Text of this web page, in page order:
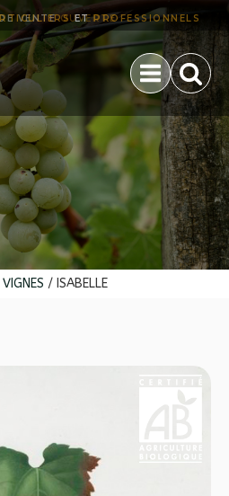
ETPROFESSIONNELS
OUVERTE
VIGNES / ISABELLE